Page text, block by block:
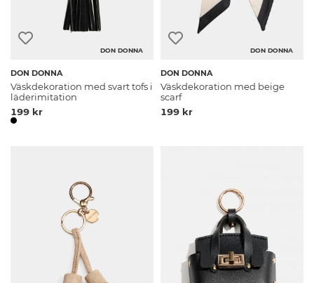
DON DONNA
DON DONNA
Väskdekoration med svart tofs i
läderimitation
199 kr
DON DONNA
DON DONNA
Väskdekoration med beige
scarf
199 kr